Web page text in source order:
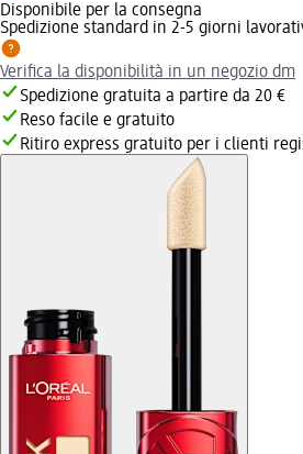
Disponibile per la consegna
Spedizione standard in 2-5 giorni
Verifica la disponibilità in un negozio dm
Spedizione gratuita a partire da 20 €
Reso facile e gratuito
Ritiro express gratuito per i clienti